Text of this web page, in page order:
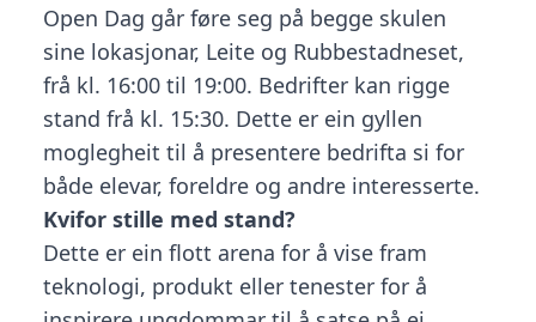
Open Dag går føre seg på begge skulen
sine lokasjonar, Leite og Rubbestadneset,
frå kl. 16:00 til 19:00. Bedrifter kan rigge
stand frå kl. 15:30. Dette er ein gyllen
moglegheit til å presentere bedrifta si for
både elevar, foreldre og andre interesserte.
Kvifor stille med stand?
Dette er ein flott arena for å vise fram
teknologi, produkt eller tenester for å